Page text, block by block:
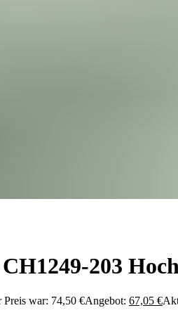
203
war: 74,50 €Angebot: 67,05 €